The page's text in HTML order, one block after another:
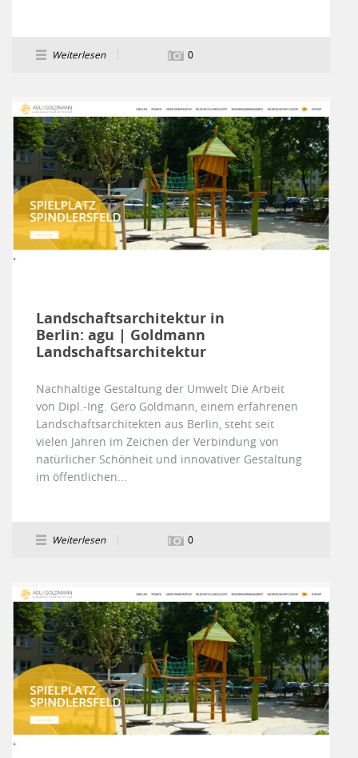
Weiterlesen 0
Landschaftsarchitektur in
Berlin: agu | Goldmann
Landschaftsarchitektur
Nachhaltige Gestaltung der Umwelt Die Arbeit
von Dipl.-Ing. Gero Goldmann, einem erfahrenen
Landschaftsarchitekten aus Berlin, steht seit
vielen Jahren im Zeichen der Verbindung von
natürlicher Schönheit und innovativer Gestaltung
im öffentlichen...
Weiterlesen 0